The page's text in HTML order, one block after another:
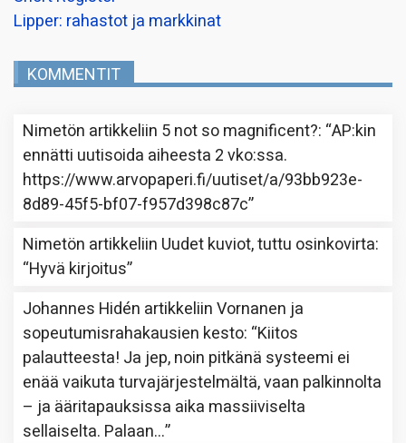
Lipper: rahastot ja markkinat
KOMMENTIT
Nimetön artikkeliin 5 not so magnificent?: “AP:kin
ennätti uutisoida aiheesta 2 vko:ssa.
https://www.arvopaperi.fi/uutiset/a/93bb923e-
8d89-45f5-bf07-f957d398c87c”
Nimetön artikkeliin Uudet kuviot, tuttu osinkovirta:
“Hyvä kirjoitus”
Johannes Hidén artikkeliinVornanen ja
sopeutumisrahakausien kesto: “Kiitos
palautteesta! Ja jep, noin pitkänä systeemi ei
enää vaikuta turvajärjestelmältä, vaan palkinnolta
– ja ääritapauksissa aika massiiviselta
sellaiselta. Palaan…”